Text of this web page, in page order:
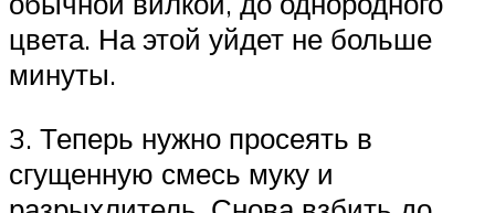
цвета. На этой уйдет не больше
минуты.
3. Теперь нужно просеять в
сгущенную смесь муку и